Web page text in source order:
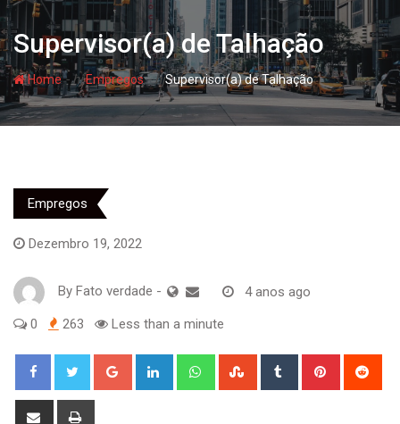
Supervisor(a) de Talhação
Home- hjEmpregos- hjSupervisor(a) de Talhação
Empregos
Dezembro 19, 2022
By Fato verdade - 4 anos ago
0 263 Less than a minute
Google+ LinkedIn WhatsappStumbleUpon
Tumblr Pinterest
Share